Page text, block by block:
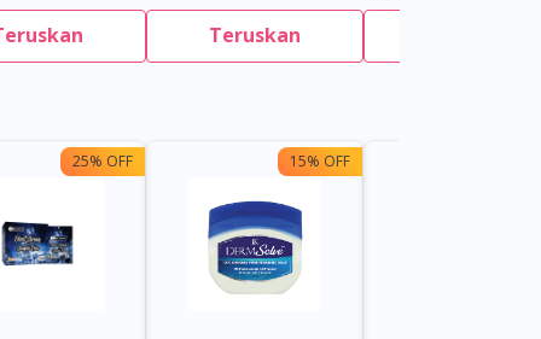
Teruskan
25% OFF 15% OFF